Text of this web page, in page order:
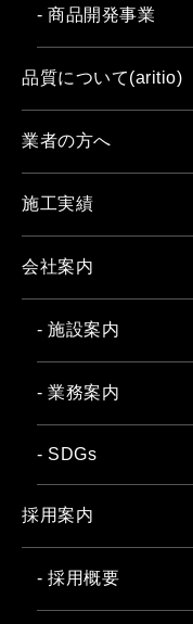
- 商品開発事業
品質について(aritio)
業者の方へ
施工実績
会社案内
- 施設案内
- 業務案内
- SDGs
採用案内
- 採用概要